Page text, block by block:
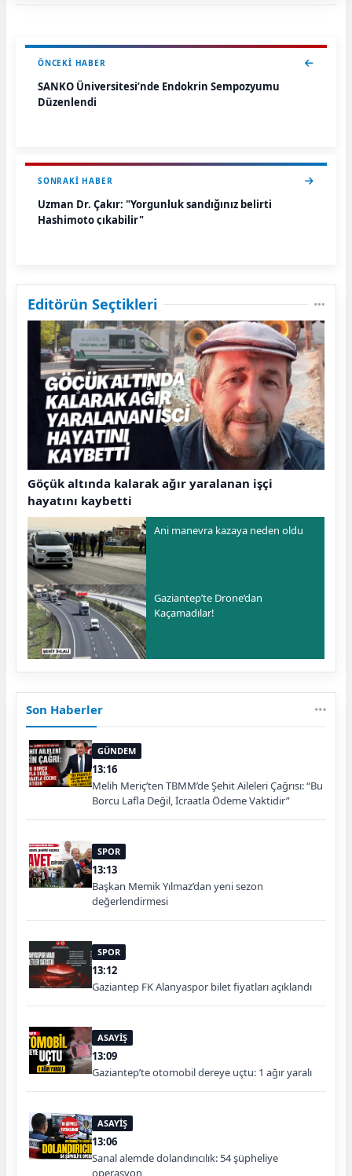
ÖNCEKI HABER
SANKO Üniversitesi’nde Endokrin Sempozyumu
Düzenlendi
SONRAKI HABER
Uzman Dr. Çakır: "Yorgunluk sandığınız belirti
Hashimoto çıkabilir"
Editörün Seçtikleri
Göçük altında kalarak ağır yaralanan işçi
hayatını kaybetti
Ani manevra kazaya neden oldu
Gaziantep’te Drone’dan
Kaçamadılar!
Son Haberler
GÜNDEM
13:16
Melih Meriç’ten TBMM’de Şehit Aileleri Çağrısı: “Bu
Borcu Lafla Değil, İcraatla Ödeme Vaktidir”
SPOR
13:13
Başkan Memik Yılmaz’dan yeni sezon
değerlendirmesi
SPOR
13:12
Gaziantep FK Alanyaspor bilet fiyatları açıklandı
ASAYİŞ
13:09
Gaziantep’te otomobil dereye uçtu: 1 ağır yaralı
ASAYİŞ
13:06
Sanal alemde dolandırıcılık: 54 şüpheliye